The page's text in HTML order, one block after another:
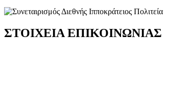
ΣΤΟΙΧΕΙΑ ΕΠΙΚΟΙΝΩΝΙΑΣ